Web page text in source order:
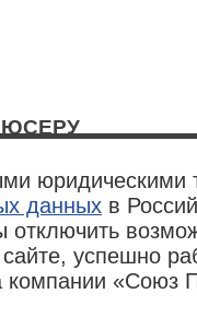
юридическими
данных в
успешно
компании «Союз